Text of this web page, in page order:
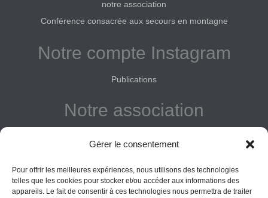
Gérer le consentement
Pour offrir les meilleures expériences, nous utilisons des technologies
telles que les cookies pour stocker et/ou accéder aux informations des
appareils. Le fait de consentir à ces technologies nous permettra de traiter
notre association
Conférence consacrée aux secours en montagne
Notre compte Instagram
Publications
Notre association
Donner